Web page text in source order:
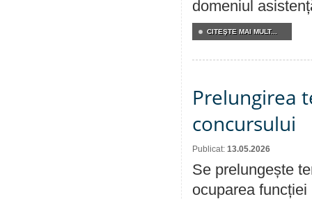
domeniul
CITEŞTE MAI MULT...
Prelungirea
concursului
Publicat: 13.05.2026
Se prelungește
ocuparea